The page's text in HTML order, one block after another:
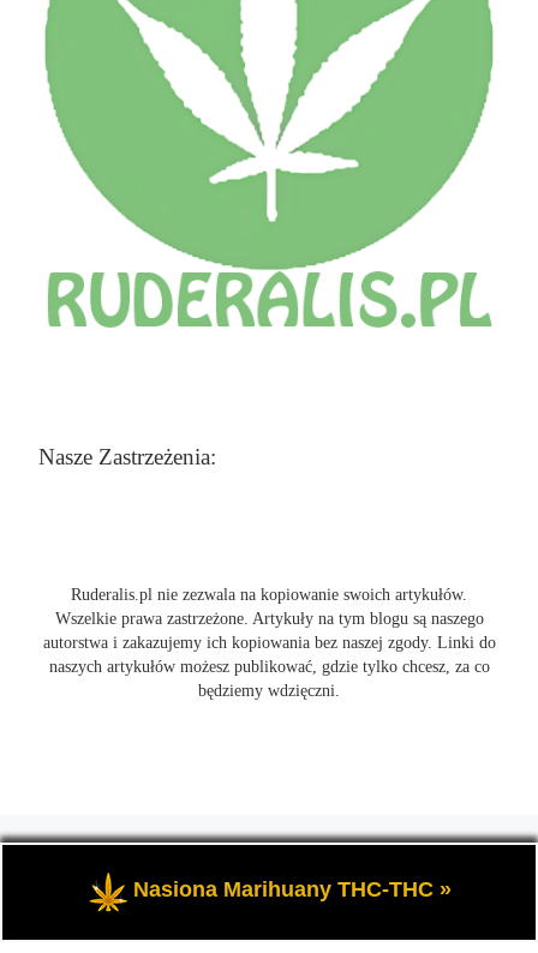
Nasze Zastrzeżenia:
Ruderalis.pl nie zezwala na kopiowanie swoich artykułów.
Wszelkie prawa zastrzeżone. Artykuły na tym blogu są naszego
autorstwa i zakazujemy ich kopiowania bez naszej zgody. Linki do
naszych artykułów możesz publikować, gdzie tylko chcesz, za co
będziemy wdzięczni.
marihuanie THC i konopi CBD, wszystko na temat uprawy
cannabis i nie tylko.
Nasiona Marihuany THC-THC »